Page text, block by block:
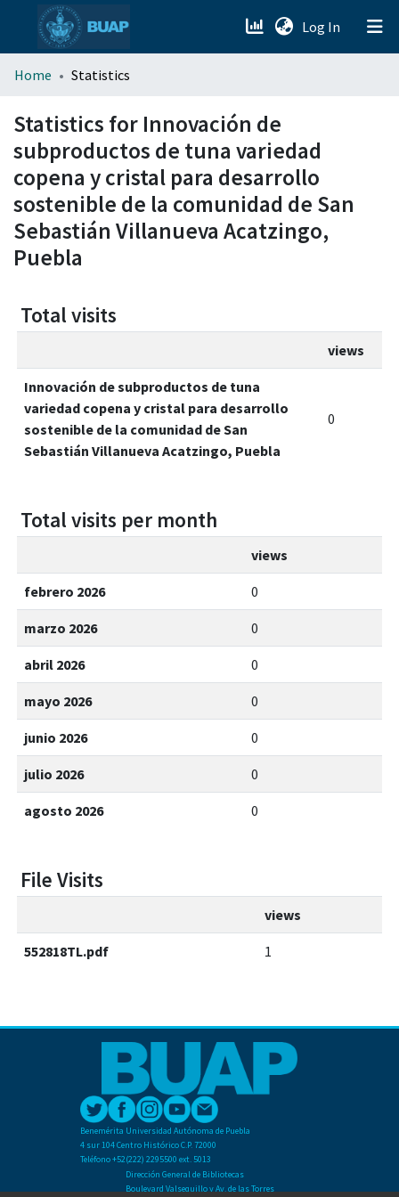
Log In (current)
menu.section.about_menu
All of DSpace
Home Statistics
Statistics for Innovación de
subproductos de tuna variedad
copena y cristal para desarrollo
sostenible de la comunidad de San
Sebastián Villanueva Acatzingo,
Puebla
Total visits
views
Innovación de subproductos de tuna
variedad copena y cristal para desarrollo
sostenible de la comunidad de San
Sebastián Villanueva Acatzingo, Puebla
0
Total visits per month
views
febrero 2026 0
marzo 2026 0
abril 2026 0
mayo 2026 0
junio 2026 0
julio 2026 0
agosto 2026 0
File Visits
views
552818TL.pdf 1
Benemérita Universidad Autónoma de Puebla
4 sur 104 Centro Histórico C.P. 72000
Teléfono +52(222) 2295500 ext. 5013
Dirección General de Bibliotecas
Boulevard Valsequillo y Av. de las Torres